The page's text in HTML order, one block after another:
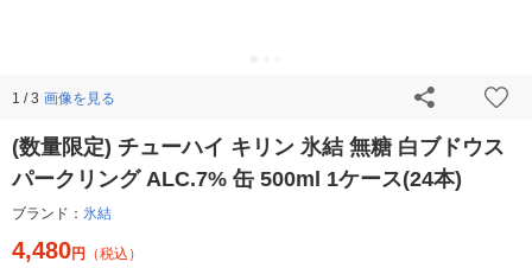
1 / 3 画像を見る
(数量限定) チューハイ キリン 氷結 無糖 白ブドウス
パークリング ALC.7% 缶 500ml 1ケース(24本)
ブランド： 氷結
4,480円
（税込）